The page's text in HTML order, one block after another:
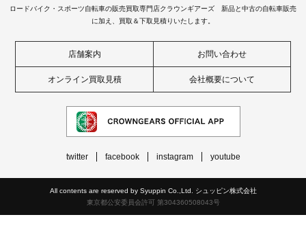
ロードバイク・スポーツ自転車の販売買取専門店クラウンギアーズ 新品と中古の自転車販売
に加え、買取＆下取見積りいたします。
店舗案内 お問い合わせ
オンライン買取見積 会社概要について
twitter facebook instagram youtube
All contents are reserved by Syuppin Co.,Ltd. シュッピン株式会社
東京都公安委員会許可 第304360508043号